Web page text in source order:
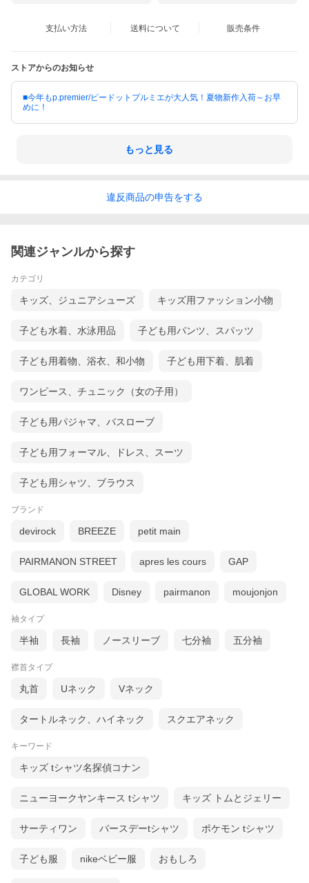
支払い方法 送料について 販売条件
ストアからのお知らせ
■今年もp.premier/ピードットプルミエが大人気！夏物新作入荷～お早
めに！
もっと見る
違反商品の申告をする
関連ジャンルから探す
カテゴリ
キッズ、ジュニアシューズ キッズ用ファッション小物
子ども水着、水泳用品 子ども用パンツ、スパッツ
子ども用着物、浴衣、和小物 子ども用下着、肌着
ワンピース、チュニック（女の子用）
子ども用パジャマ、バスローブ
子ども用フォーマル、ドレス、スーツ
子ども用シャツ、ブラウス
ブランド
devirock BREEZE petit main
PAIRMANON STREET apres les cours GAP
GLOBAL WORK Disney pairmanon moujonjon
袖タイプ
半袖 長袖 ノースリーブ 七分袖 五分袖
襟首タイプ
丸首 Uネック Vネック
タートルネック、ハイネック スクエアネック
キーワード
キッズ tシャツ名探偵コナン
ニューヨークヤンキース tシャツ キッズ トムとジェリー
サーティワン バースデーtシャツ ポケモン tシャツ
子ども服 nikeベビー服 おもしろ